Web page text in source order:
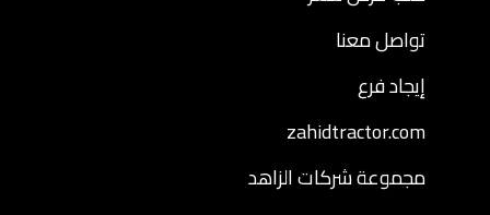
تواصل معنا
إيجاد فرع
zahidtractor.com
مجموعة شركات الزاهد